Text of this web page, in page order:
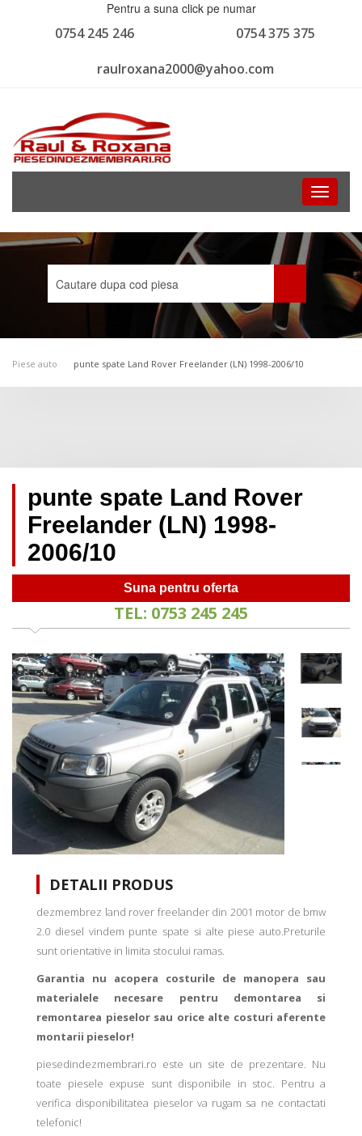
Pentru a suna click pe numar
0754 375 375
0754 245 246
raulroxana2000@yahoo.com
Toggle
Piese auto punte spate Land Rover Freelander (LN) 1998-2006/10
punte spate Land Rover
Freelander (LN) 1998-
2006/10
Suna pentru oferta
TEL: 0753 245 245
DETALII PRODUS
dezmembrez land rover freelander din 2001 motor de bmw
2.0 diesel vindem punte spate si alte piese auto.Preturile
sunt orientative in limita stocului ramas.
Garantia nu acopera costurile de manopera sau
materialele necesare pentru demontarea si
remontarea pieselor sau orice alte costuri aferente
montarii pieselor!
piesedindezmembrari.ro este un site de prezentare. Nu
toate piesele expuse sunt disponibile in stoc. Pentru a
verifica disponibilitatea pieselor va rugam sa ne contactati
telefonic!